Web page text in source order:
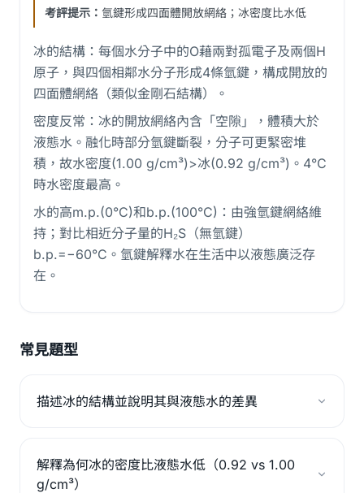
考評提示： 氫鍵形成四面體開放網絡；冰密度比水低
冰的結構：每個水分子中的O藉兩對孤電子及兩個H
原子，與四個相鄰水分子形成4條氫鍵，構成開放的
四面體網絡（類似金剛石結構）。
密度反常：冰的開放網絡內含「空隙」，體積大於
液態水。融化時部分氫鍵斷裂，分子可更緊密堆
積，故水密度(1.00 g/cm³)>冰(0.92 g/cm³)。4°C
時水密度最高。
水的高m.p.(0°C)和b.p.(100°C)：由強氫鍵網絡維
持；對比相近分子量的H₂S（無氫鍵）
b.p.=−60°C。氫鍵解釋水在生活中以液態廣泛存
在。
常見題型
描述冰的結構並說明其與液態水的差異
解釋為何冰的密度比液態水低（0.92 vs 1.00
g/cm³）